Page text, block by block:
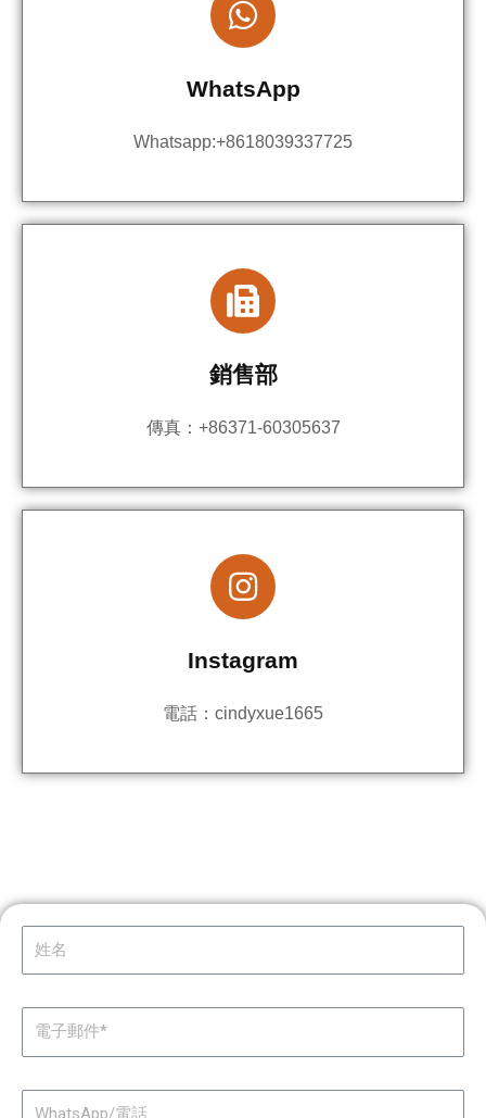
WhatsApp
Whatsapp:+8618039337725
銷售部
傳真：+86371-60305637
Instagram
電話：cindyxue1665